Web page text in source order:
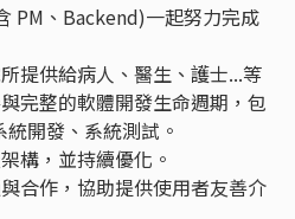
PM、Backend)一起努力完成
提供給病人、醫生、護士...等
完整的軟體開發生命週期，包
開發、系統測試。
構，並持續優化。
合作，協助提供使用者友善介